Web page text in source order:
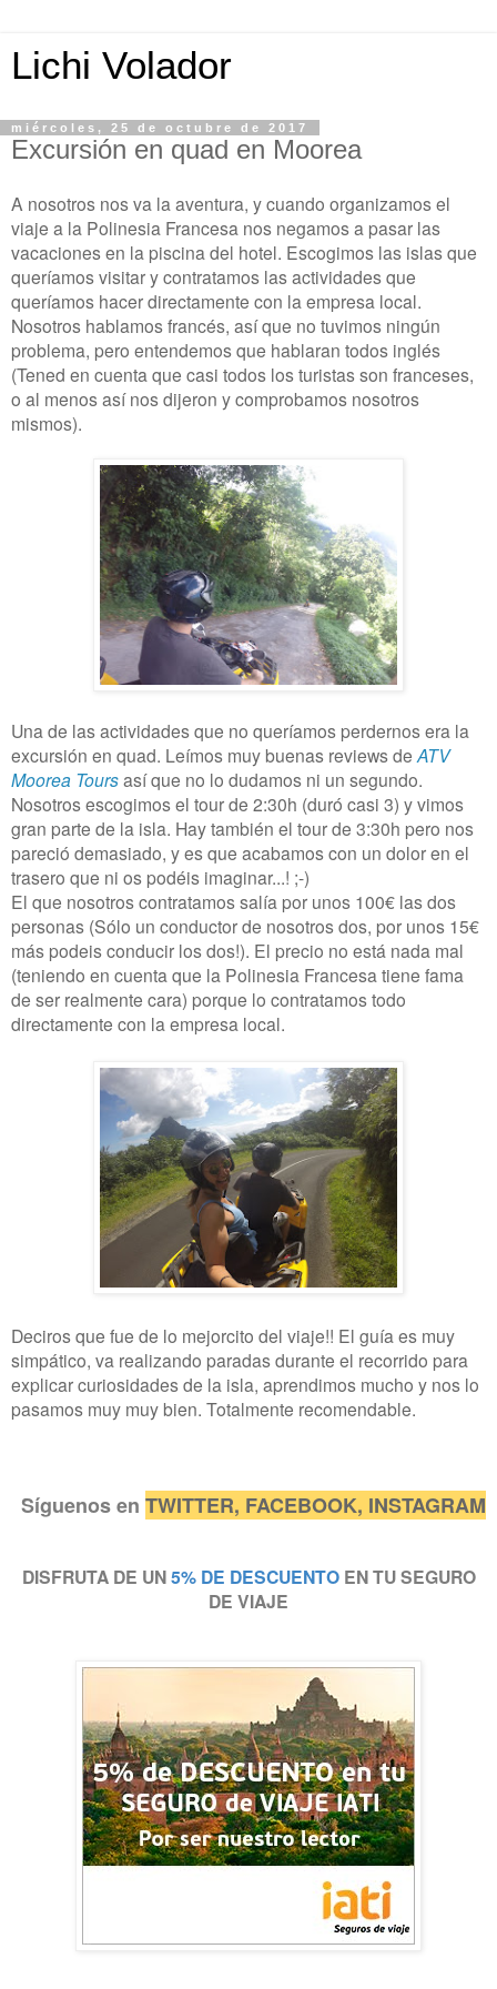
Lichi Volador
miércoles, 25 de octubre de 2017
Excursión en quad en Moorea
A nosotros nos va la aventura, y cuando organizamos el
viaje a la Polinesia Francesa nos negamos a pasar las
vacaciones en la piscina del hotel. Escogimos las islas que
queríamos visitar y contratamos las actividades que
queríamos hacer directamente con la empresa local.
Nosotros hablamos francés, así que no tuvimos ningún
problema, pero entendemos que hablaran todos inglés
(Tened en cuenta que casi todos los turistas son franceses,
o al menos así nos dijeron y comprobamos nosotros
mismos).
Una de las actividades que no queríamos perdernos era la
excursión en quad. Leímos muy buenas reviews de ATV
Moorea Toursasí que no lo dudamos ni un segundo.
Nosotros escogimos el tour de 2:30h (duró casi 3) y vimos
gran parte de la isla. Hay también el tour de 3:30h pero nos
pareció demasiado, y es que acabamos con un dolor en el
trasero que ni os podéis imaginar...! ;-)
El que nosotros contratamos salía por unos 100€ las dos
personas (Sólo un conductor de nosotros dos, por unos 15€
más podeis conducir los dos!). El precio no está nada mal
(teniendo en cuenta que la Polinesia Francesa tiene fama
de ser realmente cara) porque lo contratamos todo
directamente con la empresa local.
Deciros que fue de lo mejorcito del viaje!! El guía es muy
simpático, va realizando paradas durante el recorrido para
explicar curiosidades de la isla, aprendimos mucho y nos lo
pasamos muy muy bien. Totalmente recomendable.
Síguenos en TWITTER, FACEBOOK, INSTAGRAM
DISFRUTA DE UN5% DE DESCUENTOEN TU SEGURO
DE VIAJE